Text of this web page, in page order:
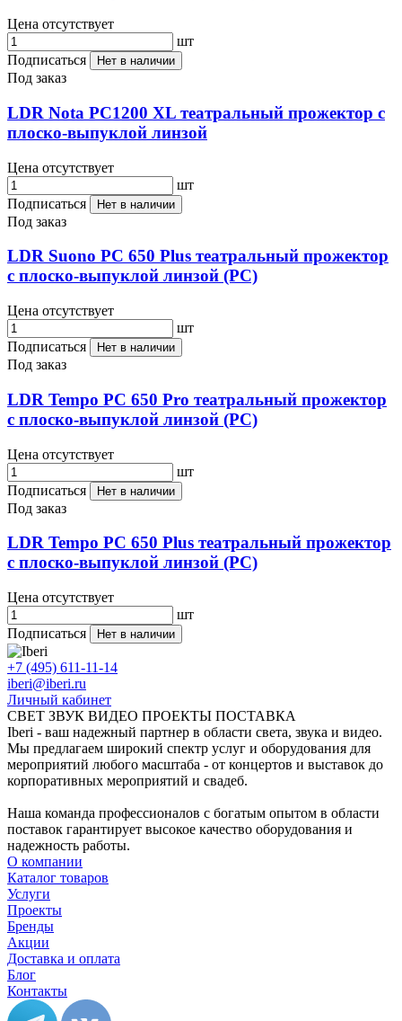
Цена отсутствует
шт
Подписаться
Нет в наличии
Под заказ
LDR Nota PC1200 XL театральный прожектор с
плоско-выпуклой линзой
Цена отсутствует
шт
Подписаться
Нет в наличии
Под заказ
LDR Suono PC 650 Plus театральный прожектор
с плоско-выпуклой линзой (PC)
Цена отсутствует
шт
Подписаться
Нет в наличии
Под заказ
LDR Tempo PC 650 Pro театральный прожектор
с плоско-выпуклой линзой (PC)
Цена отсутствует
шт
Подписаться
Нет в наличии
Под заказ
LDR Tempo PC 650 Plus театральный прожектор
с плоско-выпуклой линзой (PC)
Цена отсутствует
шт
Подписаться
Нет в наличии
+7 (495) 611-11-14
iberi@iberi.ru
Личный кабинет
СВЕТ ЗВУК ВИДЕО ПРОЕКТЫ ПОСТАВКА
Iberi - ваш надежный партнер в области света, звука и видео.
Мы предлагаем широкий спектр услуг и оборудования для
мероприятий любого масштаба - от концертов и выставок до
корпоративных мероприятий и свадеб.
Наша команда профессионалов с богатым опытом в области
поставок гарантирует высокое качество оборудования и
надежность работы.
О компании
Каталог товаров
Услуги
Проекты
Бренды
Акции
Доставка и оплата
Блог
Контакты